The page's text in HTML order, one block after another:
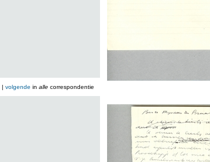
| volgende in allecorrespondentie